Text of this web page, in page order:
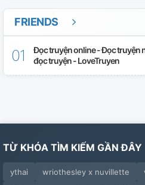
FRIENDS
Đọc truyện online - Đọc truyện
đọc truyện - LoveTruyen
TỪ KHÓA TÌM KIẾM GẦN ĐÂY
ythai wriothesley x nuvillette